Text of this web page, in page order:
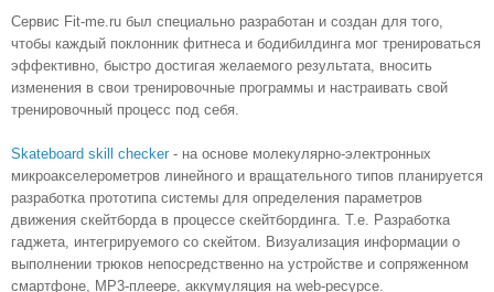
Сервис Fit-me.ru был специально разработан и создан для того,
чтобы каждый поклонник фитнеса и бодибилдинга мог тренироваться
эффективно, быстро достигая желаемого результата, вносить
изменения в свои тренировочные программы и настраивать свой
тренировочный процесс под себя.
Skateboard skill checker - на основе молекулярно-электронных
микроакселерометров линейного и вращательного типов планируется
разработка прототипа системы для определения параметров
движения скейтборда в процессе скейтбординга. Т.е. Разработка
гаджета, интегрируемого со скейтом. Визуализация информации о
выполнении трюков непосредственно на устройстве и сопряженном
смартфоне, MP3-плеере, аккумуляция на web-ресурсе.